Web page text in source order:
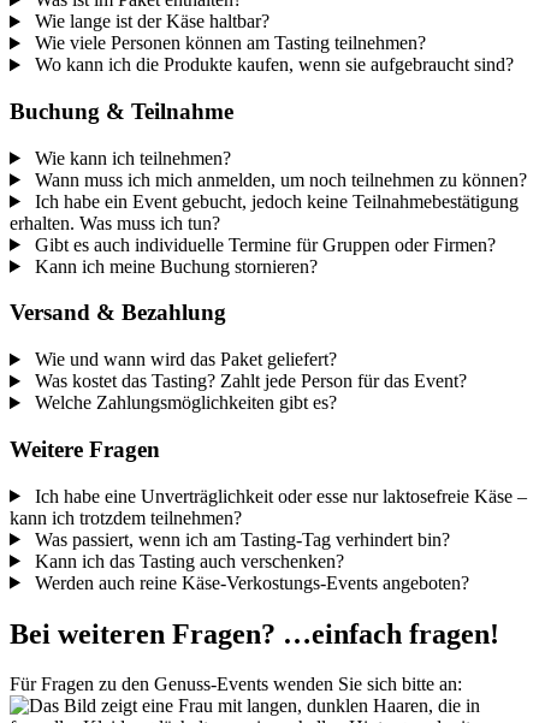
Wie lange ist der Käse haltbar?
Wie viele Personen können am Tasting teilnehmen?
Wo kann ich die Produkte kaufen, wenn sie aufgebraucht sind?
Buchung & Teilnahme
Wie kann ich teilnehmen?
Wann muss ich mich anmelden, um noch teilnehmen zu können?
Ich habe ein Event gebucht, jedoch keine Teilnahmebestätigung
erhalten. Was muss ich tun?
Gibt es auch individuelle Termine für Gruppen oder Firmen?
Kann ich meine Buchung stornieren?
Versand & Bezahlung
Wie und wann wird das Paket geliefert?
Was kostet das Tasting? Zahlt jede Person für das Event?
Welche Zahlungsmöglichkeiten gibt es?
Weitere Fragen
Ich habe eine Unverträglichkeit oder esse nur laktosefreie Käse –
kann ich trotzdem teilnehmen?
Was passiert, wenn ich am Tasting-Tag verhindert bin?
Kann ich das Tasting auch verschenken?
Werden auch reine Käse-Verkostungs-Events angeboten?
Bei weiteren Fragen? …einfach fragen!
Für Fragen zu den Genuss-Events wenden Sie sich bitte an: